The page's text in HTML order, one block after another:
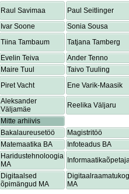
Raul Savimaa
Paul Seitlinger
Ivar Soone
Sonia Sousa
Tiina Tambaum
Tatjana Tamberg
Evelin Teiva
Ander Tenno
Maire Tuul
Taivo Tuuling
Piret Vacht Ene Varik-Maasik
Aleksander
Väljamäe
Reelika Väljaru
Mitte arhiivis
Bakalaureusetöö
Magistritöö
Matemaatika BA
Infoteadus BA
Haridustehnoloogia
MA
Digitaalsed
õpimängud MA
MA